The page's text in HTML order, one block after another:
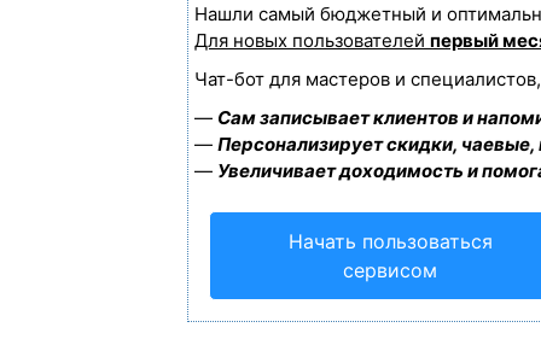
Нашли самый бюджетный и
Для новых пользователей первый
Чат-бот для мастеров и
— Сам записывает клиентов и
— Персонализирует скидки,
— Увеличивает доходимость и
Начать пользоваться
сервисом